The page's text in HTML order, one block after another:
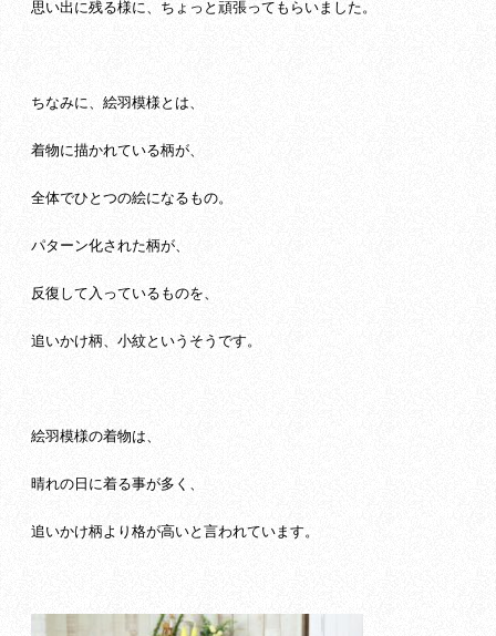
思い出に残る様に、ちょっと頑張ってもらいました。
ちなみに、絵羽模様とは、
着物に描かれている柄が、
全体でひとつの絵になるもの。
パターン化された柄が、
反復して入っているものを、
追いかけ柄、小紋というそうです。
絵羽模様の着物は、
晴れの日に着る事が多く、
追いかけ柄より格が高いと言われています。